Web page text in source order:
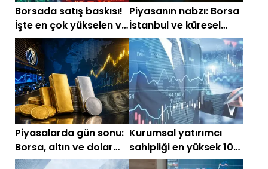
Borsada satış baskısı!
İşte en çok yükselen ve
düşen hisseler
Piyasanın nabzı: Borsa
İstanbul ve küresel
piyasalarda gün
başlarken (16 Haziran)
Piyasalarda gün sonu:
Borsa, altın ve dolar
son durum
Kurumsal yatırımcı
sahipliği en yüksek 10
hisse (Mayıs 2026)